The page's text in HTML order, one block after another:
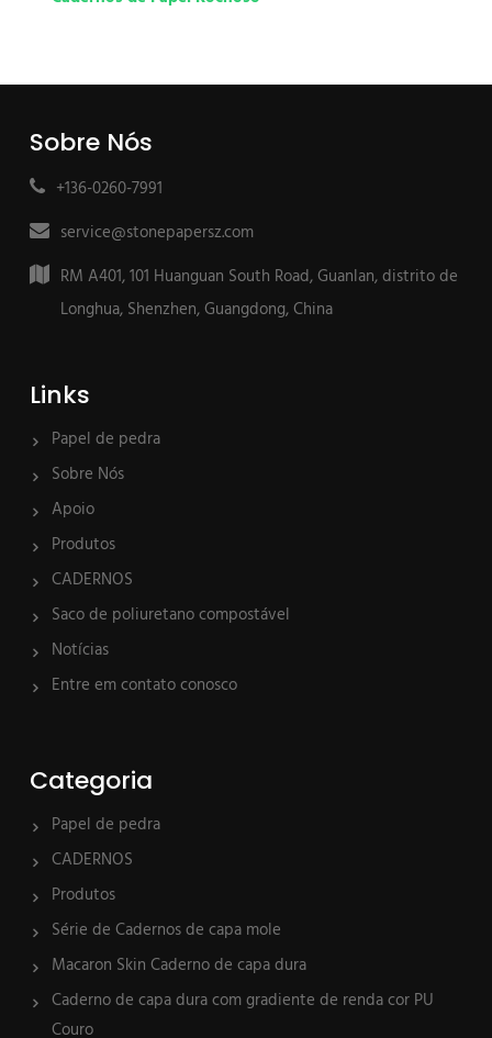
Sobre Nós
+136-0260-7991
service@stonepapersz.com
RM A401, 101 Huanguan South Road, Guanlan, distrito de
Longhua, Shenzhen, Guangdong, China
Links
Papel de pedra
Sobre Nós
Apoio
Produtos
CADERNOS
Saco de poliuretano compostável
Notícias
Entre em contato conosco
Categoria
Papel de pedra
CADERNOS
Produtos
Série de Cadernos de capa mole
Macaron Skin Caderno de capa dura
Caderno de capa dura com gradiente de renda cor PU
Couro